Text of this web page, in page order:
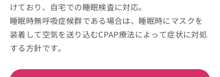
けており、自宅での睡眠検査に対応。
睡眠時無呼吸症候群である場合は、睡眠時にマスクを
装着して空気を送り込むCPAP療法によって症状に対処
する方針です。